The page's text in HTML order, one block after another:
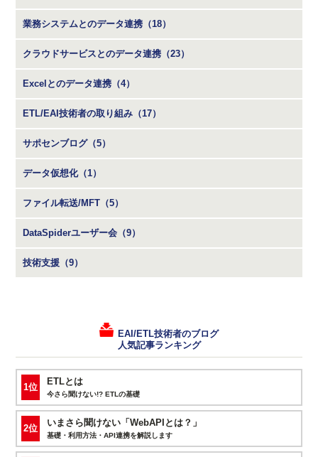
業務システムとのデータ連携（18）
クラウドサービスとのデータ連携（23）
Excelとのデータ連携（4）
ETL/EAI技術者の取り組み（17）
サポセンブログ（5）
データ仮想化（1）
ファイル転送/MFT（5）
DataSpiderユーザー会（9）
技術支援（9）
EAI/ETL技術者のブログ
人気記事ランキング
1位
ETLとは
今さら聞けない!? ETLの基礎
2位
いまさら聞けない「WebAPIとは？」
基礎・利用方法・API連携を解説します